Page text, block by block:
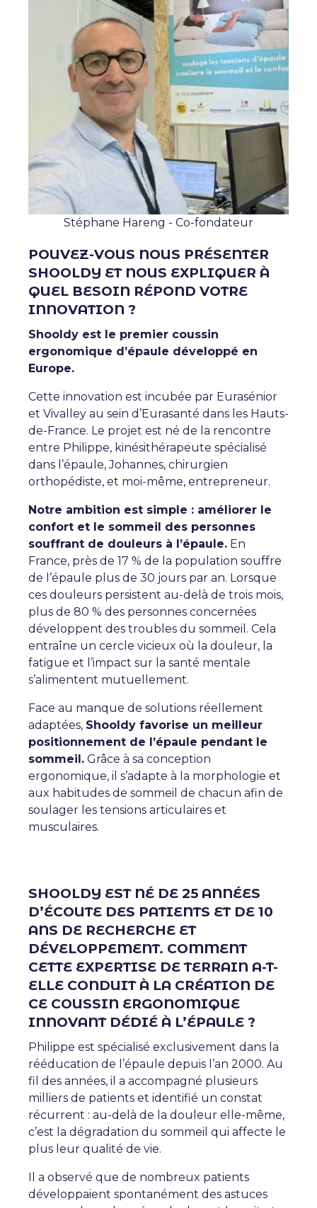
Stéphane Hareng - Co-fondateur
POUVEZ-VOUS NOUS PRÉSENTER
SHOOLDY ET NOUS EXPLIQUER À
QUEL BESOIN RÉPOND VOTRE
INNOVATION ?
Shooldy est le premier coussin
ergonomique d’épaule développé en
Europe.
Cette innovation est incubée par Eurasénior
et Vivalley au sein d’Eurasanté dans les Hauts-
de-France. Le projet est né de la rencontre
entre Philippe, kinésithérapeute spécialisé
dans l’épaule, Johannes, chirurgien
orthopédiste, et moi-même, entrepreneur.
Notre ambition est simple : améliorer le
confort et le sommeil des personnes
souffrant de douleurs à l’épaule. En
France, près de 17 % de la population souffre
de l’épaule plus de 30 jours par an. Lorsque
ces douleurs persistent au-delà de trois mois,
plus de 80 % des personnes concernées
développent des troubles du sommeil. Cela
entraîne un cercle vicieux où la douleur, la
fatigue et l’impact sur la santé mentale
s’alimentent mutuellement.
Face au manque de solutions réellement
adaptées, Shooldy favorise un meilleur
positionnement de l’épaule pendant le
sommeil. Grâce à sa conception
ergonomique, il s’adapte à la morphologie et
aux habitudes de sommeil de chacun afin de
soulager les tensions articulaires et
musculaires.
SHOOLDY EST NÉ DE 25 ANNÉES
D’ÉCOUTE DES PATIENTS ET DE 10
ANS DE RECHERCHE ET
DÉVELOPPEMENT. COMMENT
CETTE EXPERTISE DE TERRAIN A-T-
ELLE CONDUIT À LA CRÉATION DE
CE COUSSIN ERGONOMIQUE
INNOVANT DÉDIÉ À L’ÉPAULE ?
Philippe est spécialisé exclusivement dans la
rééducation de l’épaule depuis l’an 2000. Au
fil des années, il a accompagné plusieurs
milliers de patients et identifié un constat
récurrent : au-delà de la douleur elle-même,
c’est la dégradation du sommeil qui affecte le
plus leur qualité de vie.
Il a observé que de nombreux patients
développaient spontanément des astuces